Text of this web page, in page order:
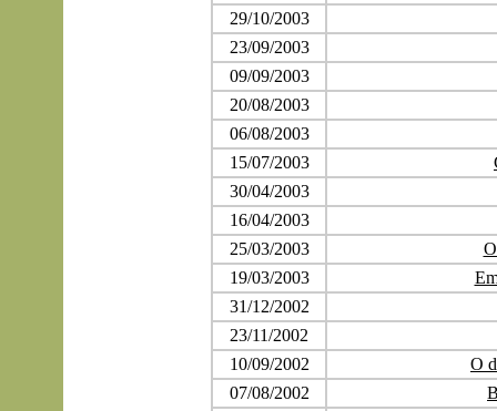
29/10/2003
23/09/2003
09/09/2003
20/08/2003
06/08/2003
15/07/2003
30/04/2003
16/04/2003
25/03/2003
19/03/2003
31/12/2002
23/11/2002
10/09/2002
O
07/08/2002